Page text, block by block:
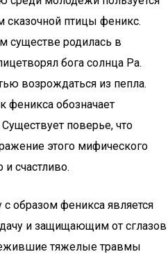
сказочной птицы феникс.
существе родилась в
бога солнца Ра.
возрождаться из пепла.
феникса обозначает
поверье, что
этого мифического
счастливо.
с образом феникса является
и защищающим от сглазов
тяжелые травмы